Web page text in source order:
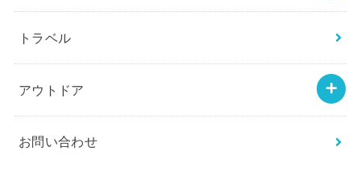
トラベル
アウトドア
お問い合わせ